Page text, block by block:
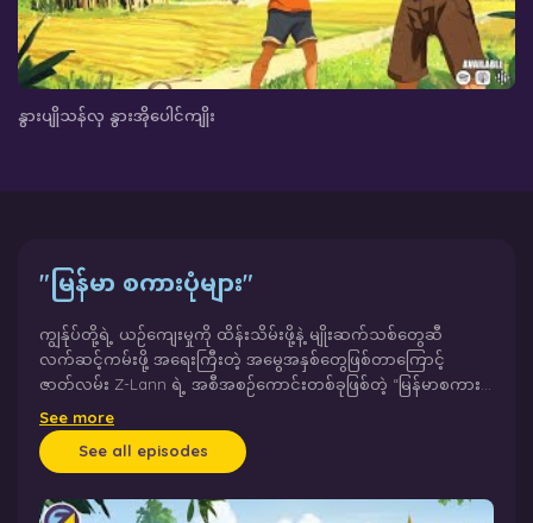
နွားပျိုသန်လှ နွားအိုပေါင်ကျိုး
"မြန်မာ စကားပုံများ"
ကျွန်ုပ်တို့ရဲ့ ယဉ်ကျေးမှုကို ထိန်းသိမ်းဖို့နဲ့ မျိုးဆက်သစ်တွေဆီ
လက်ဆင့်ကမ်းဖို့ အရေးကြီးတဲ့ အမွေအနှစ်တွေဖြစ်တာကြောင့်
ဇာတ်လမ်း Z-Lann ရဲ့ အစီအစဉ်ကောင်းတစ်ခုဖြစ်တဲ့ “မြန်မာစကားပုံ
များ” အစီအစဉ်ကနေ မြန်မာနိုင်ငံဒေသအတွင်း ပြောဆိုသုံးနှုန်းလေ့ရှိ
တဲ့ စကားပုံများရဲ့ အကြောင်းအရာ၊ အဓိပ္ပာယ်တွေကို ဇာတ်လမ်း
ပရိသတ်ကြီး ဗဟုသုတရရှိစေဖို့အတွက် တင်ဆက်ပေးသွားမှာဖြစ်ပါ
See more
See all episodes